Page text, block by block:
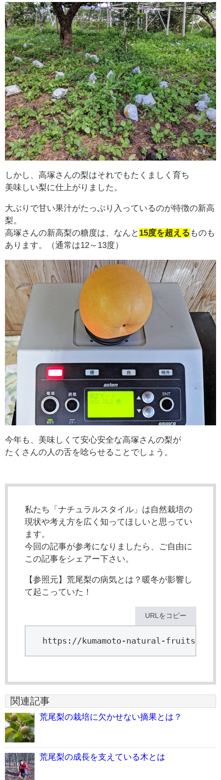
しかし、高塚さんの梨はそれでもたくましく育ち
美味しい梨に仕上がりました。
大ぶりで甘い果汁がたっぷり入っているのが特徴の新高
梨。
高塚さんの新高梨の糖度は、なんと 15度を超える ものも
あります。（通常は12～13度）
今年も、美味しくて安心安全な高塚さんの梨が
たくさんの人の舌を唸らせることでしょう。
私たち「ナチュラルスタイル」は自然栽培の
現状や考え方を広く知ってほしいと思ってい
ます。
今回の記事が参考になりましたら、ご自由に
この記事をシェアー下さい。
【参照元】荒尾梨の病気とは？暖冬が影響し
て起こっていた！
URLをコピー
https://kumamoto-natural-
関連記事
荒尾梨の栽培に欠かせない摘果とは？
荒尾梨の成長を支えている木とは